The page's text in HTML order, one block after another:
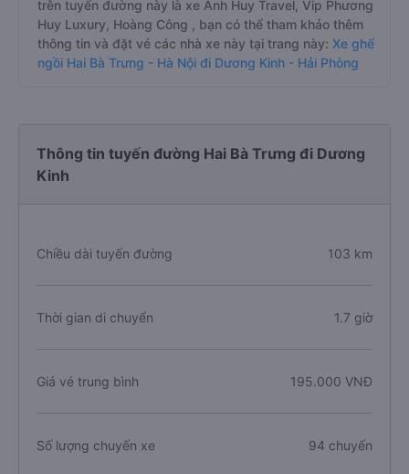
trên tuyến đường này là xe Anh Huy Travel, Vip Phương
Huy Luxury, Hoàng Công , bạn có thể tham khảo thêm
thông tin và đặt vé các nhà xe này tại trang này: Xe ghế
ngồi Hai Bà Trưng - Hà Nội đi Dương Kinh - Hải Phòng
Thông tin tuyến đường Hai Bà Trưng đi Dương
Kinh
Chiều dài tuyến đường 103 km
Thời gian di chuyển 1.7 giờ
Giá vé trung bình 195.000 VNĐ
Số lượng chuyến xe 94 chuyến